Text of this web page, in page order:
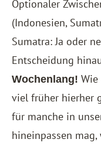
Optionaler
(Indonesien,
Sumatra: Ja oder
Entscheidung
Wochenlang!
viel früher hierher
für manche in
hineinpassen